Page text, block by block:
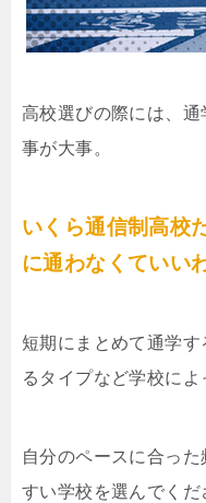
高校選びの際には、
事が大事。
いくら通信制高校
に通わなくていい
短期にまとめて通学
るタイプなど学校によ
自分のペースに合っ
すい学校を選んでくだ